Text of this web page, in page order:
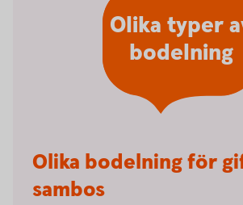
Olika typer
bodelning
Olika bodelning för
sambos